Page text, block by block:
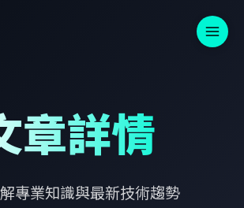
章詳情
專業知識與最新技術趨勢